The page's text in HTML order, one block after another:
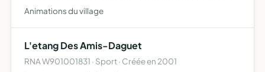
Animations du village
L'etang Des Amis-Daguet
RNA W901001831 · Sport · Créée en 2001